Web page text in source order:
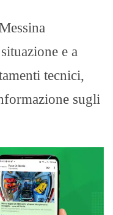
e a
tecnici,
sugli